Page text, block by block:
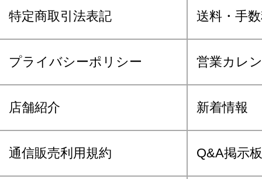
特定商取引法表記 送料・手
プライバシーポリシー 営業カレ
店舗紹介 新着情報
通信販売利用規約 Q&A掲示板